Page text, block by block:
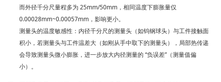
而外径千分尺量程多为 25mm/50mm，相同温度下膨胀量仅
0.00028mm~0.00057mm，影响更小。
测量头的温度敏感性 ：内径千分尺的测量头（如钨钢球头）与工件接触面
积小，若测量头与工件温差大（如刚从手中取下的测量头），局部热传递
会导致测量头微小膨胀，进一步放大内径测量的 “负误差”（测量值偏
小）。